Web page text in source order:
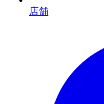
店舗